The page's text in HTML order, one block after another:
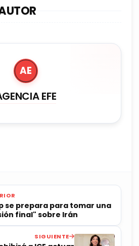
AE
EFE
se prepara para tomar una
final" sobre Irán
SIGUIENTE